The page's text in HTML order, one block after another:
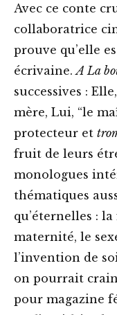
Avec ce conte
collaboratrice
prouve qu’elle
écrivaine.A La
successives :
mère, Lui, “le
protecteur et
fruit de leurs
monologues
thématiques
qu’éternelles :
maternité, le
l’invention de
on pourrait
pour magazine